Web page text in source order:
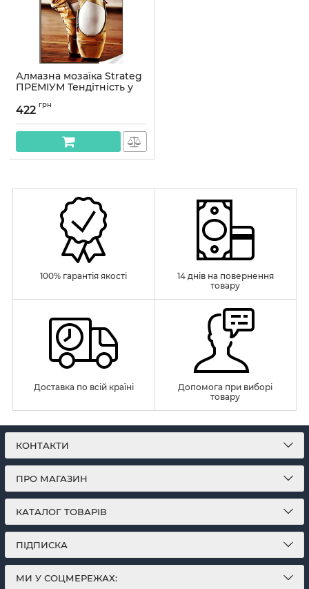
Алмазна мозаїка Strateg
ПРЕМІУМ Тендітність у
(HEG86906)
Артикул:HEG86906
422 грн
100% гарантія якості
14 днів на повернення
товару
Доставка по всій країні
Допомога при виборі
товару
КОНТАКТИ
ПРО МАГАЗИН
КАТАЛОГ ТОВАРІВ
ПІДПИСКА
МИ У СОЦМЕРЕЖАХ: